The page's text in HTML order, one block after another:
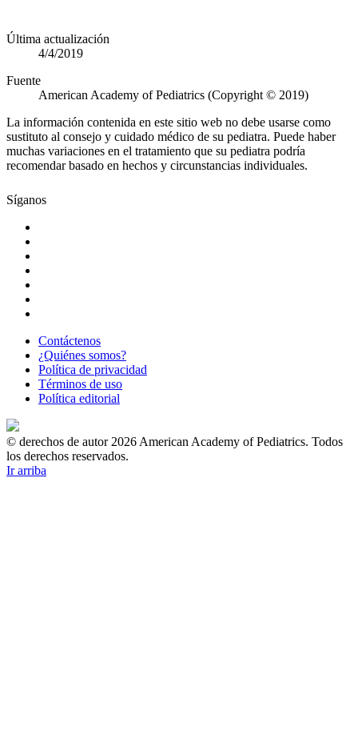
Última actualización
4/4/2019
Fuente
American Academy of Pediatrics (Copyright © 2019)
La información contenida en este sitio web no debe usarse como
sustituto al consejo y cuidado médico de su pediatra. Puede haber
muchas variaciones en el tratamiento que su pediatra podría
recomendar basado en hechos y circunstancias individuales.
Síganos
Contáctenos
¿Quiénes somos?
Política de privacidad
Términos de uso
Política editorial
© derechos de autor 2026 American Academy of Pediatrics. Todos
los derechos reservados.
Ir arriba